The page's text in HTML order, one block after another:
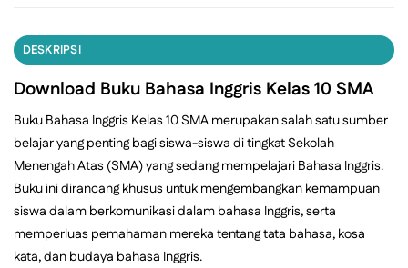
DESKRIPSI
Download Buku Bahasa Inggris Kelas 10 SMA
Buku Bahasa Inggris Kelas 10 SMA merupakan salah satu sumber
belajar yang penting bagi siswa-siswa di tingkat Sekolah
Menengah Atas (SMA) yang sedang mempelajari Bahasa Inggris.
Buku ini dirancang khusus untuk mengembangkan kemampuan
siswa dalam berkomunikasi dalam bahasa Inggris, serta
memperluas pemahaman mereka tentang tata bahasa, kosa
kata, dan budaya bahasa Inggris.